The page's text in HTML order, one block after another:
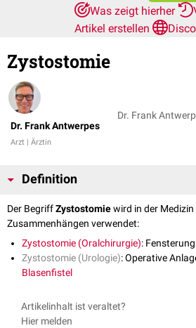
Was zeigt hierher
Artikel erstellen
Zystostomie
Dr. Frank Antwerpes
Arzt | Ärztin
Dr. Frank
Definition
Der BegriffZystostomiewird in der
Zusammenhängen verwendet:
Zystostomie (Oralchirurgie):
Zystostomie (Urologie): Operative
Blasenfistel
Artikelinhalt ist veraltet?
Hier melden